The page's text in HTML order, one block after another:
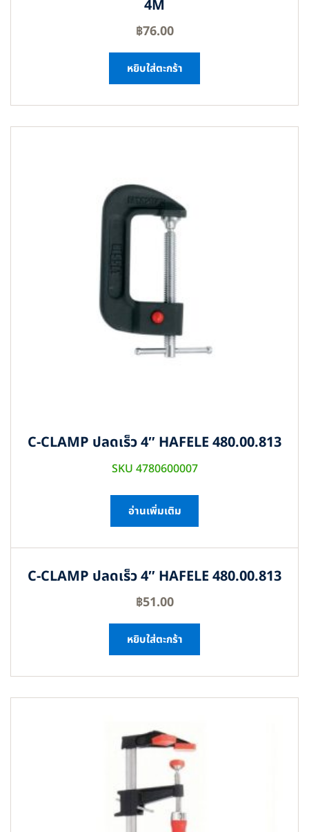
4M
฿76.00
หยิบใส่ตะกร้า
C-CLAMP ปลดเร็ว 4″ HAFELE 480.00.813
SKU 4780600007
อ่านเพิ่มเติม
C-CLAMP ปลดเร็ว 4″ HAFELE 480.00.813
฿51.00
หยิบใส่ตะกร้า